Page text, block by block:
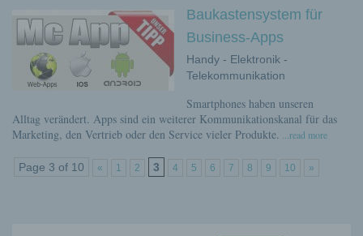
Baukastensystem für
Business-Apps
Handy - Elektronik -
Telekommunikation
Smartphones haben unseren
Alltag verändert. Apps sind ein weiterer Kommunikationskanal für das
Marketing, den Vertrieb oder den Service vieler Produkte. ...read more
Page 3 of 10 « 1 2 3 4 5 6 7 8 9 10 »